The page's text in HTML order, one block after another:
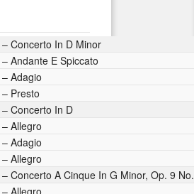
– Concerto In D Minor
– Andante E Spiccato
– Adagio
– Presto
– Concerto In D
– Allegro
– Adagio
– Allegro
– Concerto A Cinque In G Minor, Op. 9
– Allegro